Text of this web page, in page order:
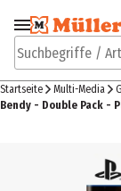
Zur Navigation
springen
Suchbegriffe /
Startseite Multi-Media
Bendy - Double Pack -